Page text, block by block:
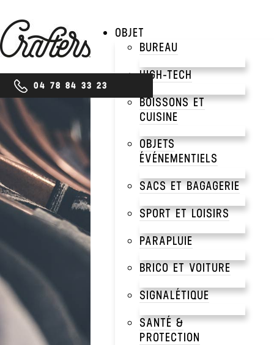
04 78 84 33 23
OBJET
BUREAU
HIGH-TECH
BOISSONS ET
CUISINE
OBJETS
ÉVÉNEMENTIELS
SACS ET BAGAGERIE
SPORT ET LOISIRS
PARAPLUIE
BRICO ET VOITURE
SIGNALÉTIQUE
SANTÉ &
PROTECTION
PRODUITS